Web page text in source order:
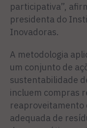
participativa”,
presidenta do
Inovadoras.
A metodologia
um conjunto de
sustentabilidade
incluem compras
reaproveitamento
adequada de